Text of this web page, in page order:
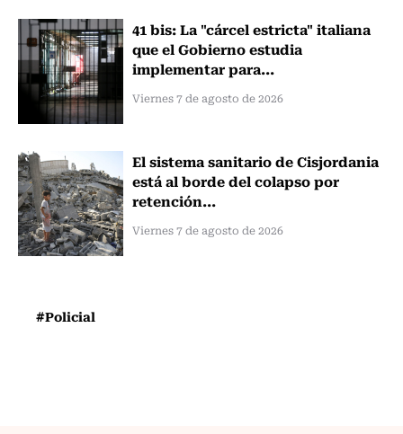
41 bis: La "cárcel estricta" italiana
que el Gobierno estudia
implementar para...
Viernes 7 de agosto de 2026
El sistema sanitario de Cisjordania
está al borde del colapso por
retención...
Viernes 7 de agosto de 2026
#Policial